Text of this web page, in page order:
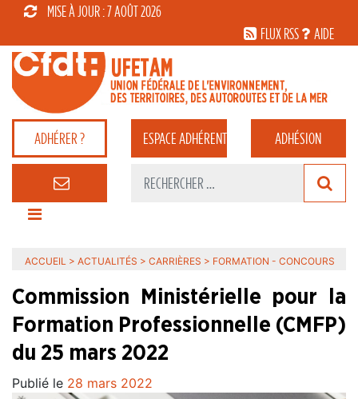
MISE À JOUR : 7 AOÛT 2026
FLUX RSS
AIDE
ADHÉRER ? ESPACEADHÉRENT ADHÉSION
ACCUEIL > ACTUALITÉS > CARRIÈRES > FORMATION - CONCOURS
Commission Ministérielle pour la
Formation Professionnelle (CMFP)
du 25 mars 2022
Publié le 28 mars 2022